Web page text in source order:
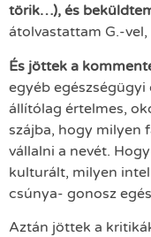
törik…), és
átolvastattam G.-
És jöttek a
egyéb
állítólag értelmes,
szájba, hogy milyen
vállalni a nevét.
kulturált, milyen
csúnya- gonosz
Aztán jöttek a